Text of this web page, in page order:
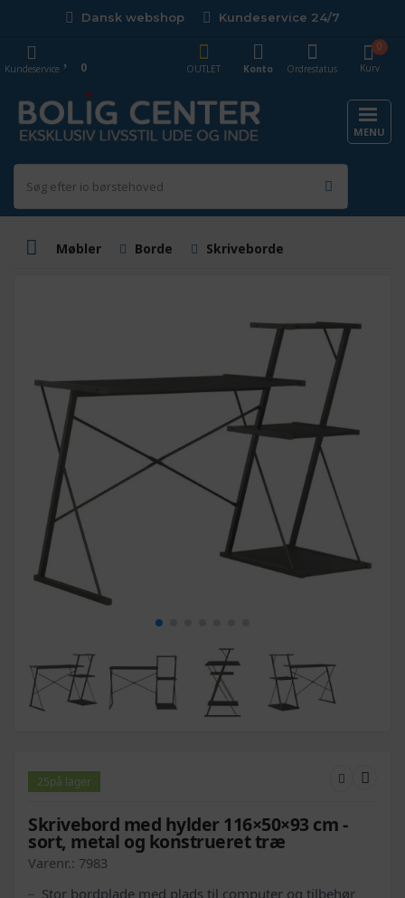
Dansk webshop Kundeservice 24/7
Kurv
0
OUTLET
Konto Ordrestatus
Kundeservice 0
MENU
Møbler Borde Skriveborde
25på lager
Skrivebord med hylder 116×50×93 cm -
sort, metal og konstrueret træ
Varenr.: 7983
Stor bordplade med plads til computer og tilbehør